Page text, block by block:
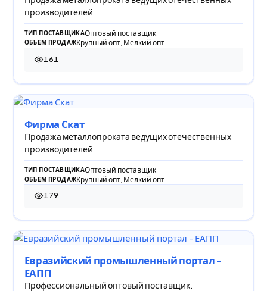
производителей
ТИП ПОСТАВЩИКАОптовый поставщик
ОБЪЕМ ПРОДАЖКрупный опт, Мелкий опт
161
161 просмотр
Фирма Скат
Продажа металлопроката ведущих отечественных
производителей
ТИП ПОСТАВЩИКАОптовый поставщик
ОБЪЕМ ПРОДАЖКрупный опт, Мелкий опт
179
179 просмотров
Евразийский промышленный портал -
ЕАПП
Профессиональный оптовый поставщик.